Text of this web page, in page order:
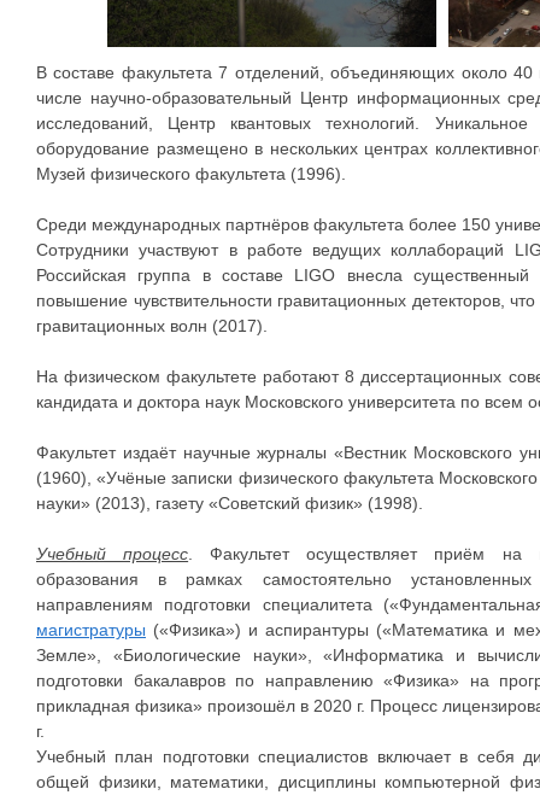
В составе факультета 7 отделений, объединяющих около
числе научно-образовательный Центр информационных
исследований, Центр квантовых технологий. Уникальное
оборудование размещено в нескольких центрах
Музей физического факультета (1996).
Среди международных партнёров факультета более 150
Сотрудники участвуют в работе ведущих коллабораций
Российская группа в составе LIGO внесла
повышение чувствительности гравитационных детекторов,
гравитационных волн (2017).
На физическом факультете работают 8 диссертационных
кандидата и доктора наук Московского университета по
Факультет издаёт научные журналы «Вестник Московского
(1960), «Учёные записки физического факультета
науки» (2013), газету «Советский физик» (1998).
Учебный процесс . Факультет осуществляет приём на
образования в рамках самостоятельно
направлениям подготовки специалитета
магистратуры («Физика») и аспирантуры («Математика и
Земле», «Биологические науки», «Информатика и
подготовки бакалавров по направлению «Физика» на
прикладная физика» произошёл в 2020 г. Процесс
г.
Учебный план подготовки специалистов включает в себя
общей физики, математики, дисциплины компьютерной